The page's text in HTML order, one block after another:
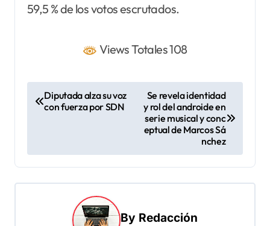
59,5 % de los votos escrutados.
Views Totales 108
e
g
Diputada alza su voz
con fuerza por SDN
Se revela identidad
y rol del androide en
serie musical y conc
eptual de Marcos Sá
nchez
By Redacción